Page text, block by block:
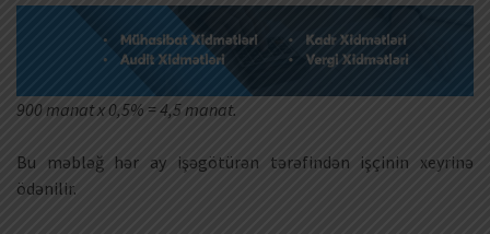
900 manat x 0,5% = 4,5 manat.
Bu məbləğ hər ay işəgötürən tərəfindən işçinin xeyrinə
ödənilir.